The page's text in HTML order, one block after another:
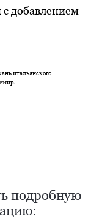
добавлением
итальянского
подробную